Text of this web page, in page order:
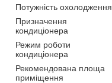
Потужність охолодження
Призначення
кондиціонера
Режим роботи
кондиціонера
Рекомендована площа
приміщення